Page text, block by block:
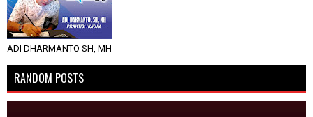
ADI DHARMANTO SH, MH
RANDOM POSTS